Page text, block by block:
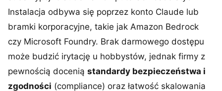
Instalacja odbywa się poprzez konto Claude lub
bramki korporacyjne, takie jak Amazon Bedrock
czy Microsoft Foundry. Brak darmowego dostępu
może budzić irytację u hobbystów, jednak firmy z
pewnością docenią standardy bezpieczeństwa i
zgodności (compliance) oraz łatwość skalowania